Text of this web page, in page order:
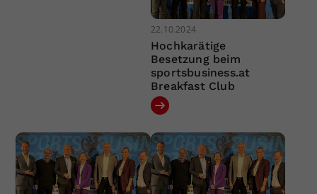
22.10.2024
Hochkarätige
Besetzung beim
sportsbusiness.at
Breakfast Club